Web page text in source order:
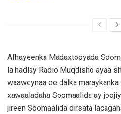
Afhayeenka Madaxtooyada
la hadlay Radio Muqdisho ayaa
waaweynaa ee dalka
xawaaladaha Soomaalida ay
jireen Soomaalida dirsata